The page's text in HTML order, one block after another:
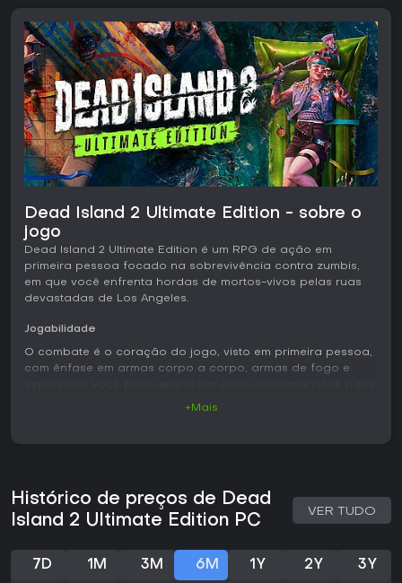
Dead Island 2 Ultimate Edition - sobre o
jogo
Dead Island 2 Ultimate Edition é um RPG de ação em
primeira pessoa focado na sobrevivência contra zumbis,
em que você enfrenta hordas de mortos-vivos pelas ruas
devastadas de Los Angeles.
Jogabilidade
O combate é o coração do jogo, visto em primeira pessoa,
com ênfase em armas corpo a corpo, armas de fogo e
A progressão usa um sistema de deck-building com cartas
do Skill Deck. Elas se agrupam em tipos como abilities para
slayer para perks passivos de combate e numen para
golpes especiais de alto dano. Você ganha cartas ao
+Mais
Histórico de preços de Dead
Island 2 Ultimate Edition PC
VER TUDO
7D 1M 3M 6M 1Y 2Y 3Y